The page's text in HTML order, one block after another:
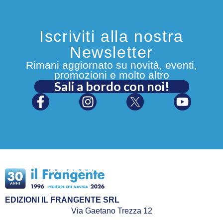
Iscriviti alla nostra
Newsletter
Rimani aggiornato su novità, eventi,
promozioni e molto altro
Sali a bordo con noi!
EDIZIONI IL FRANGENTE SRL
Via Gaetano Trezza 12